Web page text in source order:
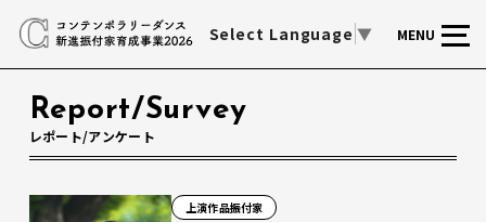
Select Language ▼ MENU
Report/Survey
レポート/アンケート
上演作品振付家